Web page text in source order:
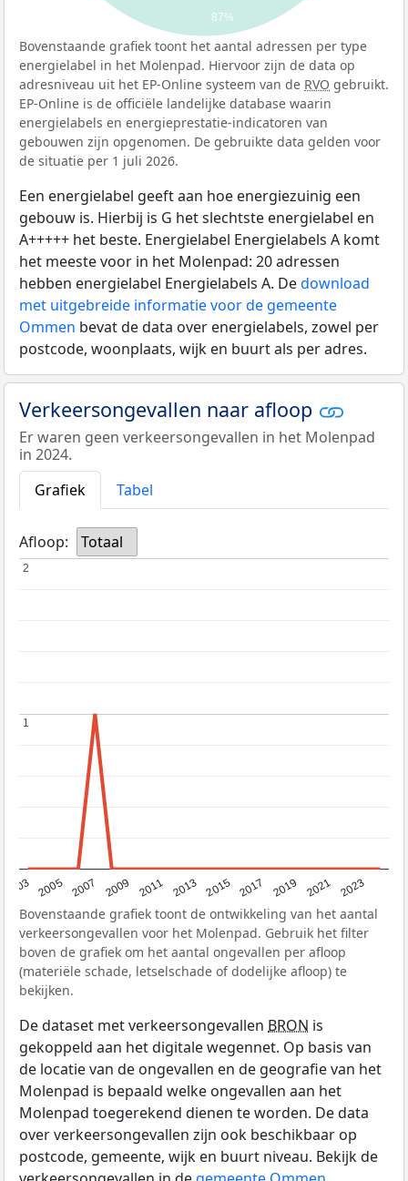
87%
Bovenstaande grafiek toont het aantal adressen per type
energielabel in het Molenpad. Hiervoor zijn de data op
adresniveau uit het EP-Online systeem van de RVO gebruikt.
EP-Online is de officiële landelijke database waarin
energielabels en energieprestatie-indicatoren van
gebouwen zijn opgenomen. De gebruikte data gelden voor
de situatie per 1 juli 2026.
Een energielabel geeft aan hoe energiezuinig een
gebouw is. Hierbij is G het slechtste energielabel en
A+++++ het beste. Energielabel Energielabels A komt
het meeste voor in het Molenpad: 20 adressen
hebben energielabel Energielabels A. Dedownload
met uitgebreide informatie voor de gemeente
Ommen bevat de data over energielabels, zowel per
postcode, woonplaats, wijk en buurt als per adres.
Verkeersongevallen naar afloop
Er waren geen verkeersongevallen in het Molenpad
in 2024.
Grafiek
Tabel
Afloop: Totaal
2003 2005 2007 2009 2011 2013 2015 2017 2019 2021 2023
1
1
2
2
Bovenstaande grafiek toont de ontwikkeling van het aantal
verkeersongevallen voor het Molenpad. Gebruik het filter
boven de grafiek om het aantal ongevallen per afloop
(materiële schade, letselschade of dodelijke afloop) te
bekijken.
De dataset met verkeersongevallen BRON is
gekoppeld aan het digitale wegennet. Op basis van
de locatie van de ongevallen en de geografie van het
Molenpad is bepaald welke ongevallen aan het
Molenpad toegerekend dienen te worden. De data
over verkeersongevallen zijn ook beschikbaar op
postcode, gemeente, wijk en buurt niveau. Bekijk de